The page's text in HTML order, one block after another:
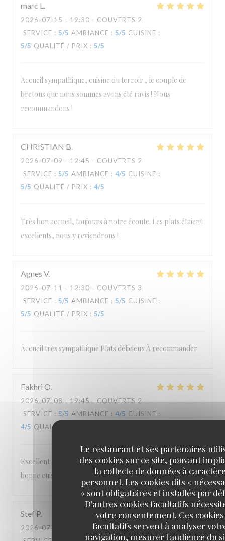
Le restaurant et ses partenaires
des cookies sur ce site, pouvant
la collecte de données à
personnel. Les cookies dits «
» sont obligatoires et installés par
D'autres cookies facultatifs
votre consentement. Ces cookies
facultatifs servent à analyser
navigation, mesurer l'audience du
marc L
2026-07-15 - 19:30 - COUVERTS 2
SERVICE : 5/5 AMBIANCE : 5/5 CUISINE :
5/5 QUALITÉ / PRIX : 5/5
Accueil sympathique, cuisine du terroir , le couple de
bretons que nous sommes avons été ravis ! Nous
recommandons !
CHRISTIAN B
2026-07-09 - 12:45 - COUVERTS 2
SERVICE : 5/5 AMBIANCE : 4/5 CUISINE :
5/5 QUALITÉ / PRIX : 4/5
Très bon accueil, toujours à notre écoute. Les plats étaient
excellents, nous y reviendrons !
Agnes V
2026-07-11 - 12:30 - COUVERTS 3
SERVICE : 5/5 AMBIANCE : 5/5 CUISINE :
5/5 QUALITÉ / PRIX : 5/5
Accueil très sympathique Plats délicieux À recommander
Fakhri O
2026-07-08- 19:45 - COUVERTS 2
SERVICE : 5/5 AMBIANCE : 4/5 CUISINE :
4/5 QUALITÉ / PRIX
Excellent accueil Cadre agréable et authentique Très
bonne cuisine Personnel attentionné et sympathique
Stef P
2026-07-04
- 19:00 - COUVERTS 2